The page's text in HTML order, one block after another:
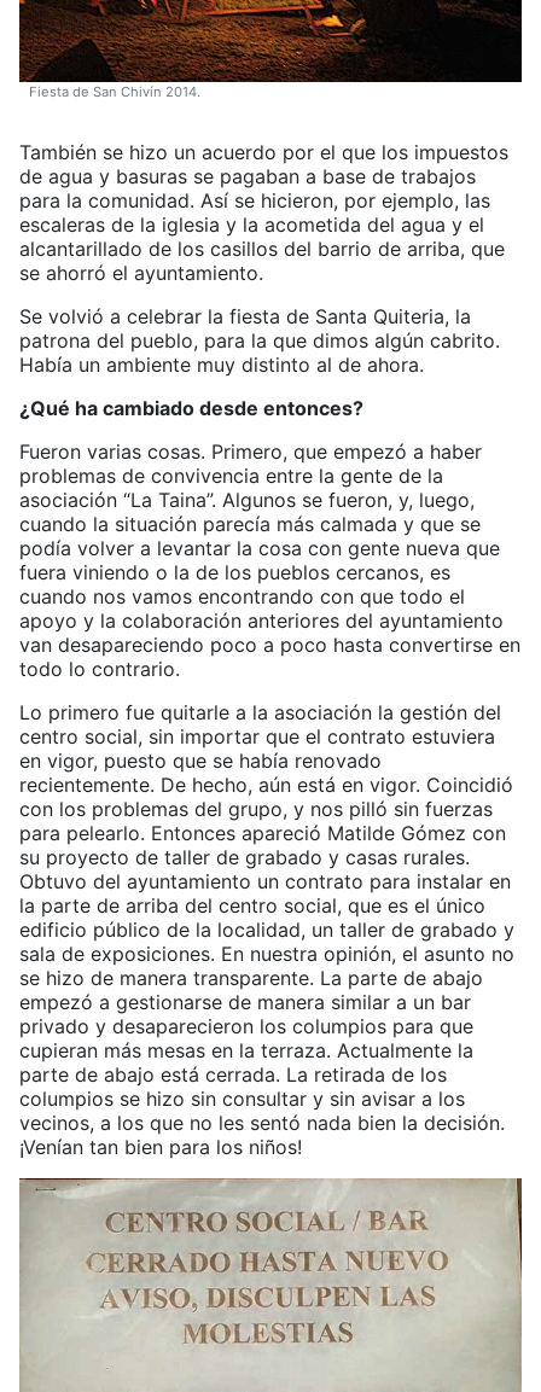
Fiesta de San Chivín 2014.
También se hizo un acuerdo por el que los impuestos
de agua y basuras se pagaban a base de trabajos
para la comunidad. Así se hicieron, por ejemplo, las
escaleras de la iglesia y la acometida del agua y el
alcantarillado de los casillos del barrio de arriba, que
se ahorró el ayuntamiento.
Se volvió a celebrar la fiesta de Santa Quiteria, la
patrona del pueblo, para la que dimos algún cabrito.
Había un ambiente muy distinto al de ahora.
¿Qué ha cambiado desde entonces?
Fueron varias cosas. Primero, que empezó a haber
problemas de convivencia entre la gente de la
asociación “La Taina”. Algunos se fueron, y, luego,
cuando la situación parecía más calmada y que se
podía volver a levantar la cosa con gente nueva que
fuera viniendo o la de los pueblos cercanos, es
cuando nos vamos encontrando con que todo el
apoyo y la colaboración anteriores del ayuntamiento
van desapareciendo poco a poco hasta convertirse en
todo lo contrario.
Lo primero fue quitarle a la asociación la gestión del
centro social, sin importar que el contrato estuviera
en vigor, puesto que se había renovado
recientemente. De hecho, aún está en vigor. Coincidió
con los problemas del grupo, y nos pilló sin fuerzas
para pelearlo. Entonces apareció Matilde Gómez con
su proyecto de taller de grabado y casas rurales.
Obtuvo del ayuntamiento un contrato para instalar en
la parte de arriba del centro social, que es el único
edificio público de la localidad, un taller de grabado y
sala de exposiciones. En nuestra opinión, el asunto no
se hizo de manera transparente. La parte de abajo
empezó a gestionarse de manera similar a un bar
privado y desaparecieron los columpios para que
cupieran más mesas en la terraza. Actualmente la
parte de abajo está cerrada. La retirada de los
columpios se hizo sin consultar y sin avisar a los
vecinos, a los que no les sentó nada bien la decisión.
¡Venían tan bien para los niños!